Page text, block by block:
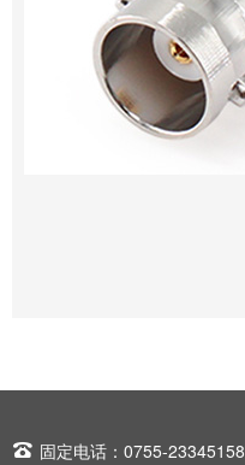
 固定电话：0755-23345158